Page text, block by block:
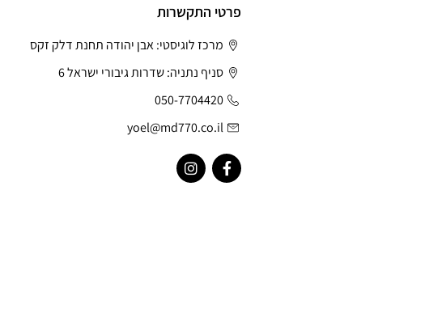
פרטי התקשרות
מרכז לוגיסטי: אבן יהודה תחנת דלק זקס
סניף נתניה: שדרות גיבורי ישראל 6
050-7704420
yoel@md770.co.il